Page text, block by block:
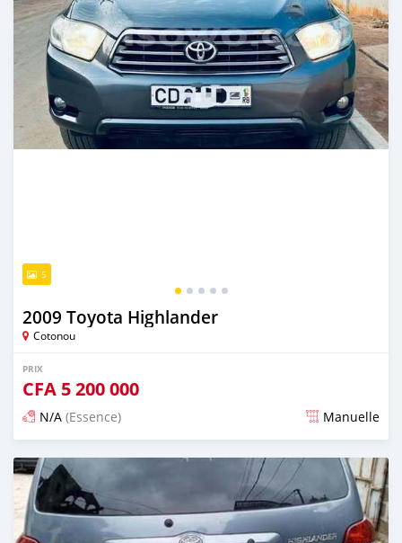
5
2009 Toyota Highlander
Cotonou
PRIX
CFA 5 200 000
N/A (Essence) Manuelle
Publié il y a 5 jours